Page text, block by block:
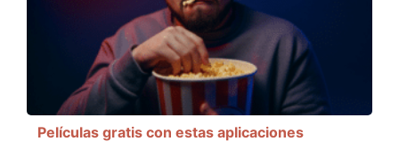
Películas gratis con estas aplicaciones